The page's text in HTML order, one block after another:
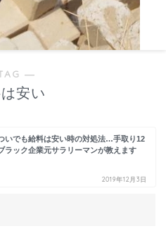
―
安い
いでも給料は安い時の対処法…手取り12
ラック企業元サラリーマンが教えます
2019年12月3日